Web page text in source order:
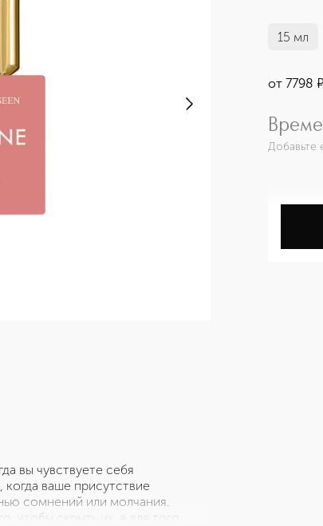
15 мл
от7798 ¤
Добавьте
вы чувствуете себя
ваше присутствие
сомнений или молчания.
чтобы скрыть их, а для того,